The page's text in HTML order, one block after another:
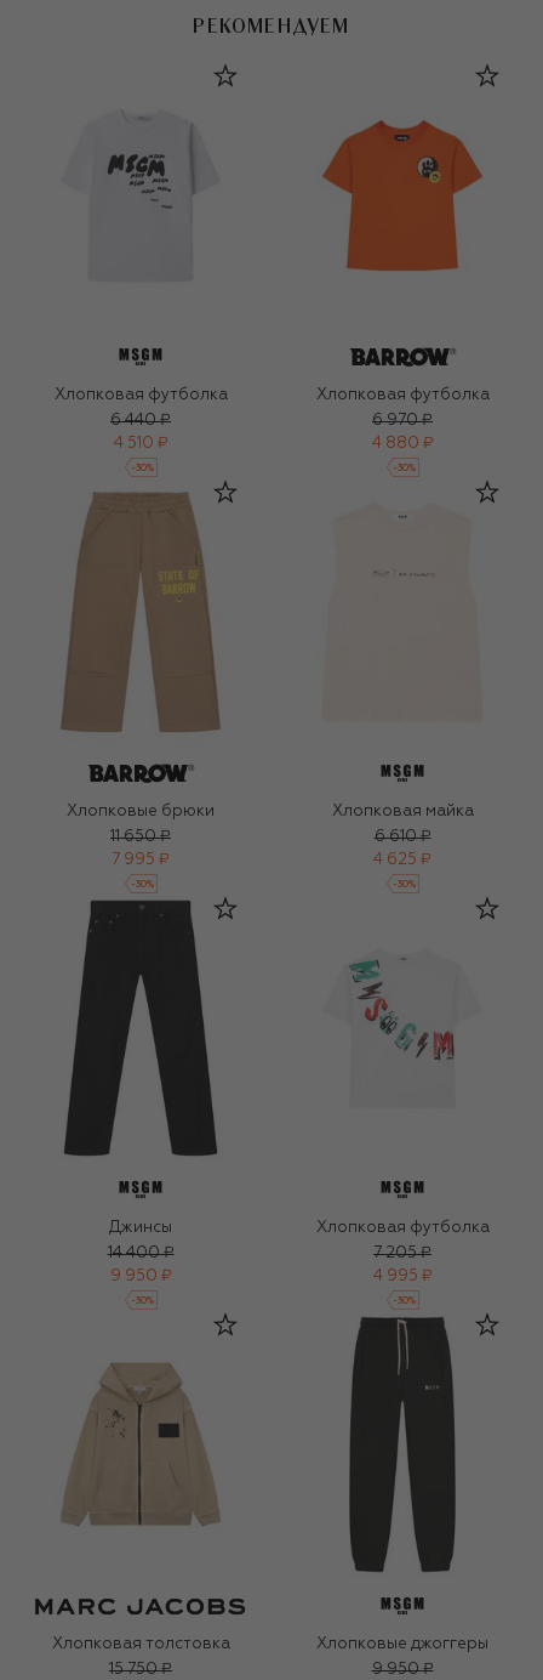
РЕКОМЕНДУЕМ
Хлопковая футболка
6 440 ₽
4 510 ₽
-30%
Хлопковая футболка
6 970 ₽
4 880 ₽
-30%
Хлопковые брюки
11 650 ₽
7 995 ₽
-30%
Хлопковая майка
6 610 ₽
4 625 ₽
-30%
Джинсы
14 400 ₽
9 950 ₽
-30%
Хлопковая футболка
7 205 ₽
4 995 ₽
-30%
Хлопковая толстовка
15 750 ₽
Хлопковые джоггеры
9 950 ₽